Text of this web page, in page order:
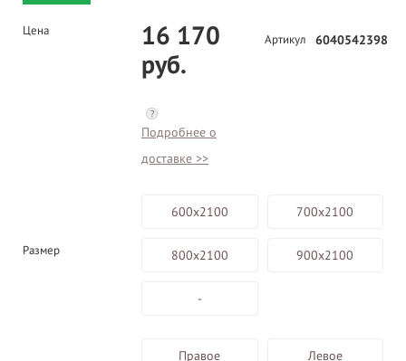
Цена
16 170
руб.
?
Подробнее о
доставке >>
Артикул 6040542398
Размер
600х2100 700х2100
800х2100 900х2100
-
Правое Левое